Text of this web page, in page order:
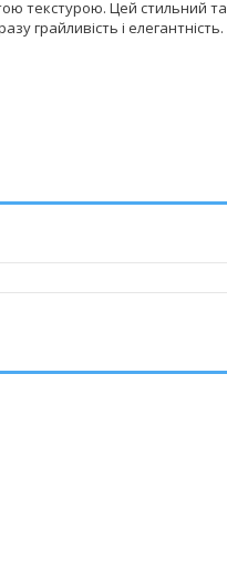
текстурою. Цей стильний та
грайливість і елегантність.